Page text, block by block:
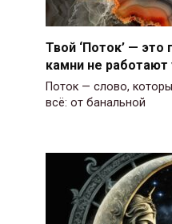
Твой ‘Поток’ — это
камни не работают
Поток — слово,
всё: от банальной